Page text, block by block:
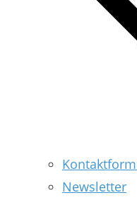
Newsletter